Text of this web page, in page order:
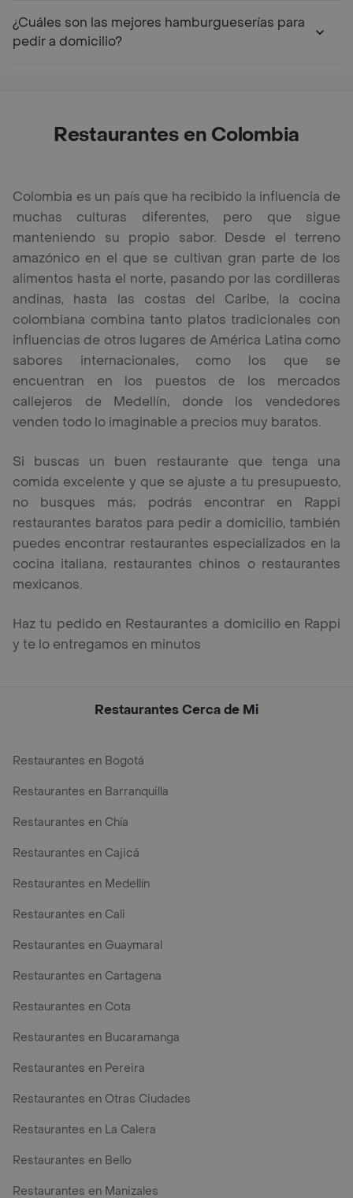
¿Cuáles son las mejores hamburgueserías para
pedir a domicilio?
Restaurantes en Colombia
Colombia es un país que ha recibido la influencia de
muchas culturas diferentes, pero que sigue
manteniendo su propio sabor. Desde el terreno
amazónico en el que se cultivan gran parte de los
alimentos hasta el norte, pasando por las cordilleras
andinas, hasta las costas del Caribe, la cocina
colombiana combina tanto platos tradicionales con
influencias de otros lugares de América Latina como
sabores internacionales, como los que se
encuentran en los puestos de los mercados
callejeros de Medellín, donde los vendedores
venden todo lo imaginable a precios muy baratos.
Si buscas un buen restaurante que tenga una
comida excelente y que se ajuste a tu presupuesto,
no busques más; podrás encontrar en Rappi
restaurantes baratos para pedir a domicilio, también
puedes encontrar restaurantes especializados en la
cocina italiana, restaurantes chinos o restaurantes
mexicanos.
Haz tu pedido en Restaurantes a domicilio en Rappi
y te lo entregamos en minutos
Restaurantes Cerca de Mi
Restaurantes en Bogotá
Restaurantes en Barranquilla
Restaurantes en Chía
Restaurantes en Cajicá
Restaurantes en Medellín
Restaurantes en Cali
Restaurantes en Guaymaral
Restaurantes en Cartagena
Restaurantes en Cota
Restaurantes en Bucaramanga
Restaurantes en Pereira
Restaurantes en Otras Ciudades
Restaurantes en La Calera
Restaurantes en Bello
Restaurantes en Manizales